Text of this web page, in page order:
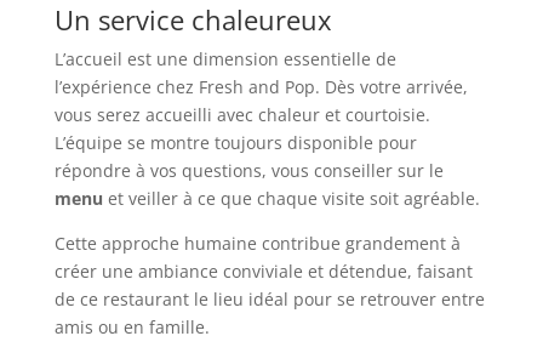
Un service chaleureux
L’accueil est une dimension essentielle de
l’expérience chez Fresh and Pop. Dès votre arrivée,
vous serez accueilli avec chaleur et courtoisie.
L’équipe se montre toujours disponible pour
répondre à vos questions, vous conseiller sur le
menu et veiller à ce que chaque visite soit agréable.
Cette approche humaine contribue grandement à
créer une ambiance conviviale et détendue, faisant
de ce restaurant le lieu idéal pour se retrouver entre
amis ou en famille.